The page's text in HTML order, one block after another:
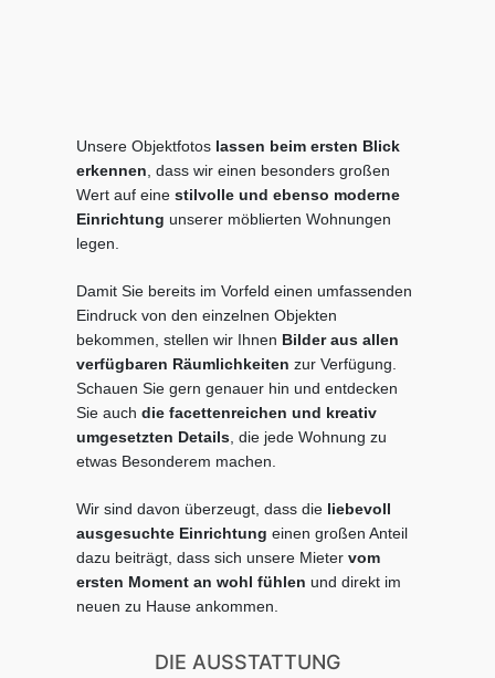
Unsere Objektfotos lassen beim ersten Blick
erkennen , dass wir einen besonders großen
Wert auf eine stilvolle und ebenso moderne
Einrichtung unserer möblierten Wohnungen
legen.
Damit Sie bereits im Vorfeld einen umfassenden
Eindruck von den einzelnen Objekten
bekommen, stellen wir Ihnen Bilder aus allen
verfügbaren Räumlichkeiten zur Verfügung.
Schauen Sie gern genauer hin und entdecken
Sie auch die facettenreichen und kreativ
umgesetzten Details, die jede Wohnung zu
etwas Besonderem machen.
Wir sind davon überzeugt, dass die liebevoll
ausgesuchte Einrichtung einen großen Anteil
dazu beiträgt, dass sich unsere Mieter vom
ersten Moment an wohl fühlen und direkt im
neuen zu Hause ankommen.
DIE AUSSTATTUNG